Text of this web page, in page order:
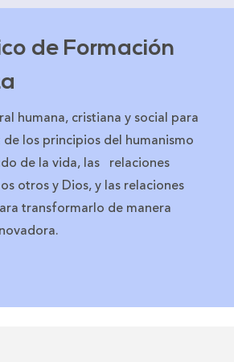
de Formación
humana, cristiana y social para
de los principios del humanismo
de la vida, las relaciones
otros y Dios, y las relaciones
transformarlo de manera